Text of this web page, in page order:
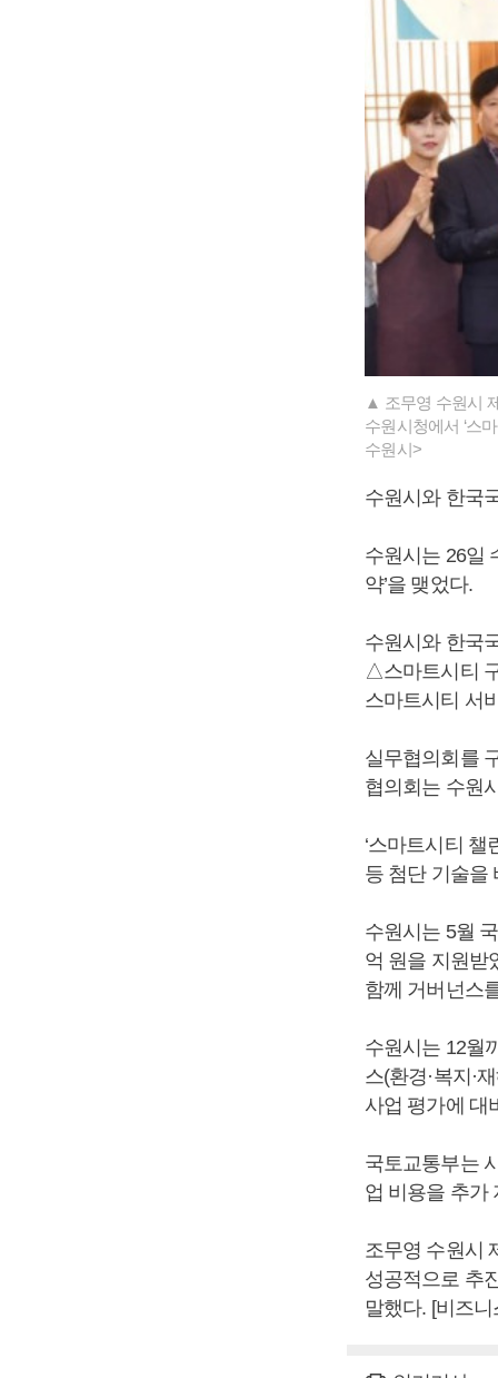
▲ 조무영 수원시
수원시청에서 ‘스
수원시>
수원시와 한국
수원시는 26일
약’을 맺었다.
수원시와 한국
△스마트시티
스마트시티 서
실무협의회를
협의회는 수원
‘스마트시티 챌
등 첨단 기술을
수원시는 5월
억 원을 지원받
함께 거버넌스
수원시는 12월
스(환경·복지·
사업 평가에 대
국토교통부는
업 비용을 추가
조무영 수원시
성공적으로 추
말했다. [비즈